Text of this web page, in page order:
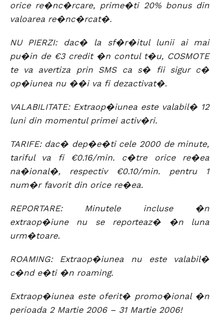
orice re�nc�rcare, prime�ti 20% bonus din
valoarea re�nc�rcat�.
NU PIERZI: dac� la sf�r�itul lunii ai mai
pu�in de €3 credit �n contul t�u, COSMOTE
te va avertiza prin SMS ca s� fii sigur c�
op�iunea nu ��i va fi dezactivat�.
VALABILITATE: Extraop�iunea este valabil� 12
luni din momentul primei activ�ri.
TARIFE: dac� dep�e�ti cele 2000 de minute,
tariful va fi €0.16/min. c�tre orice re�ea
na�ional�, respectiv €0.10/min. pentru 1
num�r favorit din orice re�ea.
REPORTARE: Minutele incluse �n
extraop�iune nu se reporteaz� �n luna
urm�toare.
ROAMING: Extraop�iunea nu este valabil�
c�nd e�ti �n roaming.
Extraop�iunea este oferit� promo�ional �n
perioada 2 Martie 2006 – 31 Martie 2006!